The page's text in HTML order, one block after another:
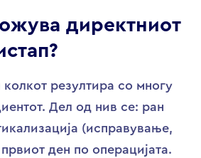
директниот
резултира со многу
Дел од нив се: ран
(исправување,
ден по операцијата.